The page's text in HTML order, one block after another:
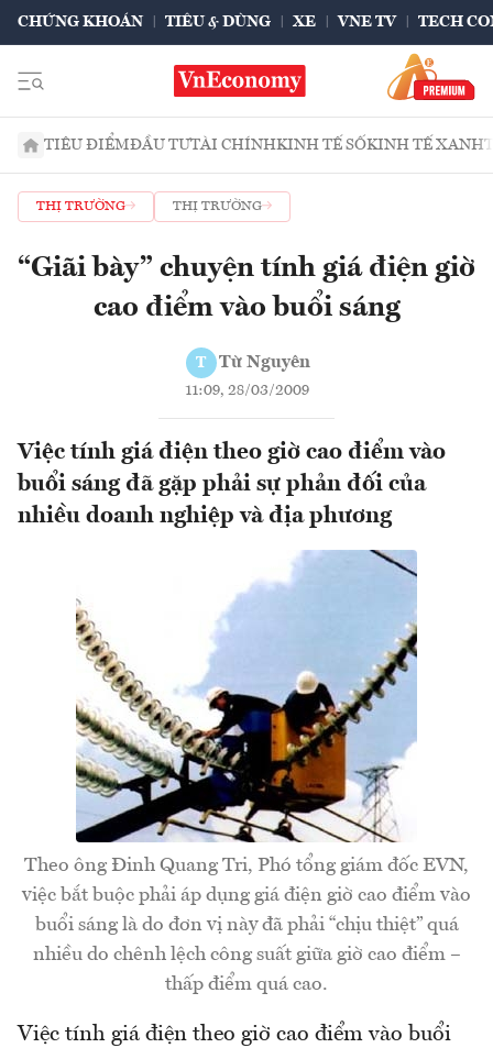
CHỨNG KHOÁN TIÊU & DÙNG XE VNE TV TECH
TIÊU ĐIỂMĐẦU TƯTÀI CHÍNHKINH TẾ SỐKINH TẾ XANH
THỊ TRƯỜNG THỊ TRƯỜNG
“Giãi bày” chuyện tính giá điện giờ
cao điểm vào buổi sáng
T Từ Nguyên
11:09, 28/03/2009
Việc tính giá điện theo giờ cao điểm vào
buổi sáng đã gặp phải sự phản đối của
nhiều doanh nghiệp và địa phương
Theo ông Đinh Quang Tri, Phó tổng giám đốc EVN,
việc bắt buộc phải áp dụng giá điện giờ cao điểm vào
buổi sáng là do đơn vị này đã phải “chịu thiệt” quá
nhiều do chênh lệch công suất giữa giờ cao điểm –
thấp điểm quá cao.
Việc tính giá điện theo giờ cao điểm vào buổi